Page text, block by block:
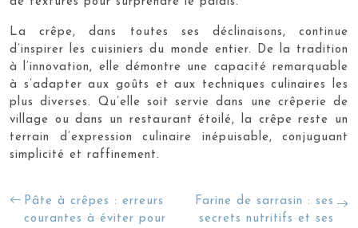
La crêpe, dans toutes ses déclinaisons, continue
d’inspirer les cuisiniers du monde entier. De la tradition
à l’innovation, elle démontre une capacité remarquable
à s’adapter aux goûts et aux techniques culinaires les
plus diverses. Qu’elle soit servie dans une crêperie de
village ou dans un restaurant étoilé, la crêpe reste un
terrain d’expression culinaire inépuisable, conjuguant
simplicité et raffinement.
Pâte à crêpes : erreurs
courantes à éviter pour
Farine de sarrasin : ses
secrets nutritifs et ses